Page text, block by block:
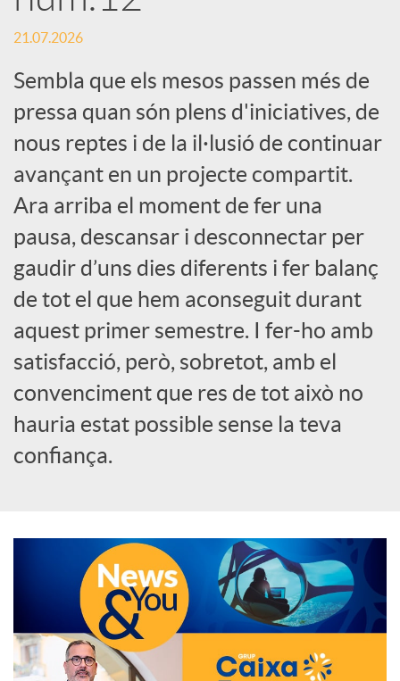
r
x
e
s
S
o
c
i
l
s
21.07.2026
Sembla que els mesos passen més de
pressa quan són plens d'iniciatives, de
nous reptes i de la il·lusió de continuar
avançant en un projecte compartit.
Ara arriba el moment de fer una
pausa, descansar i desconnectar per
gaudir d’uns dies diferents i fer balanç
de tot el que hem aconseguit durant
aquest primer semestre. I fer-ho amb
satisfacció, però, sobretot, amb el
convenciment que res de tot això no
hauria estat possible sense la teva
confiança.